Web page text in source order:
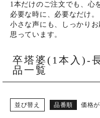
よみもの
ご購入履歴・再注文
プライバシーポリシー
1本だけのご注文でも、心
必要な時に、必要なだけ。
小さな声にも、しっかり
思っています。
卒塔婆(1本入)-
品一覧
並び替え 品番順 価格